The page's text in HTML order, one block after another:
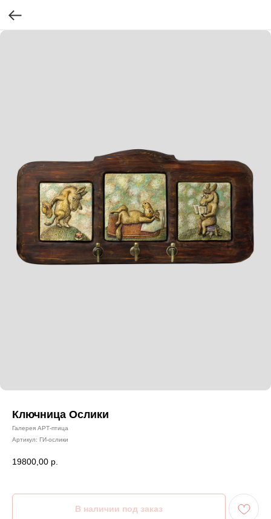
Ключница Ослики
Галерея АРТ-птица
Артикул: ГИ-ослики
19800,00 р.